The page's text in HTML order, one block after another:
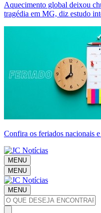
Aquecimento global deixou
tragédia em MG, diz estudo
Confira os feriados nacionais
MENU
MENU
MENU